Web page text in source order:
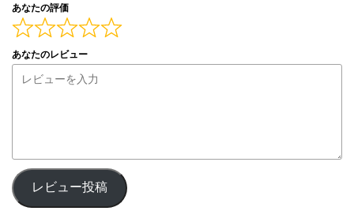
あなたの評価
あなたのレビュー
レビュー投稿